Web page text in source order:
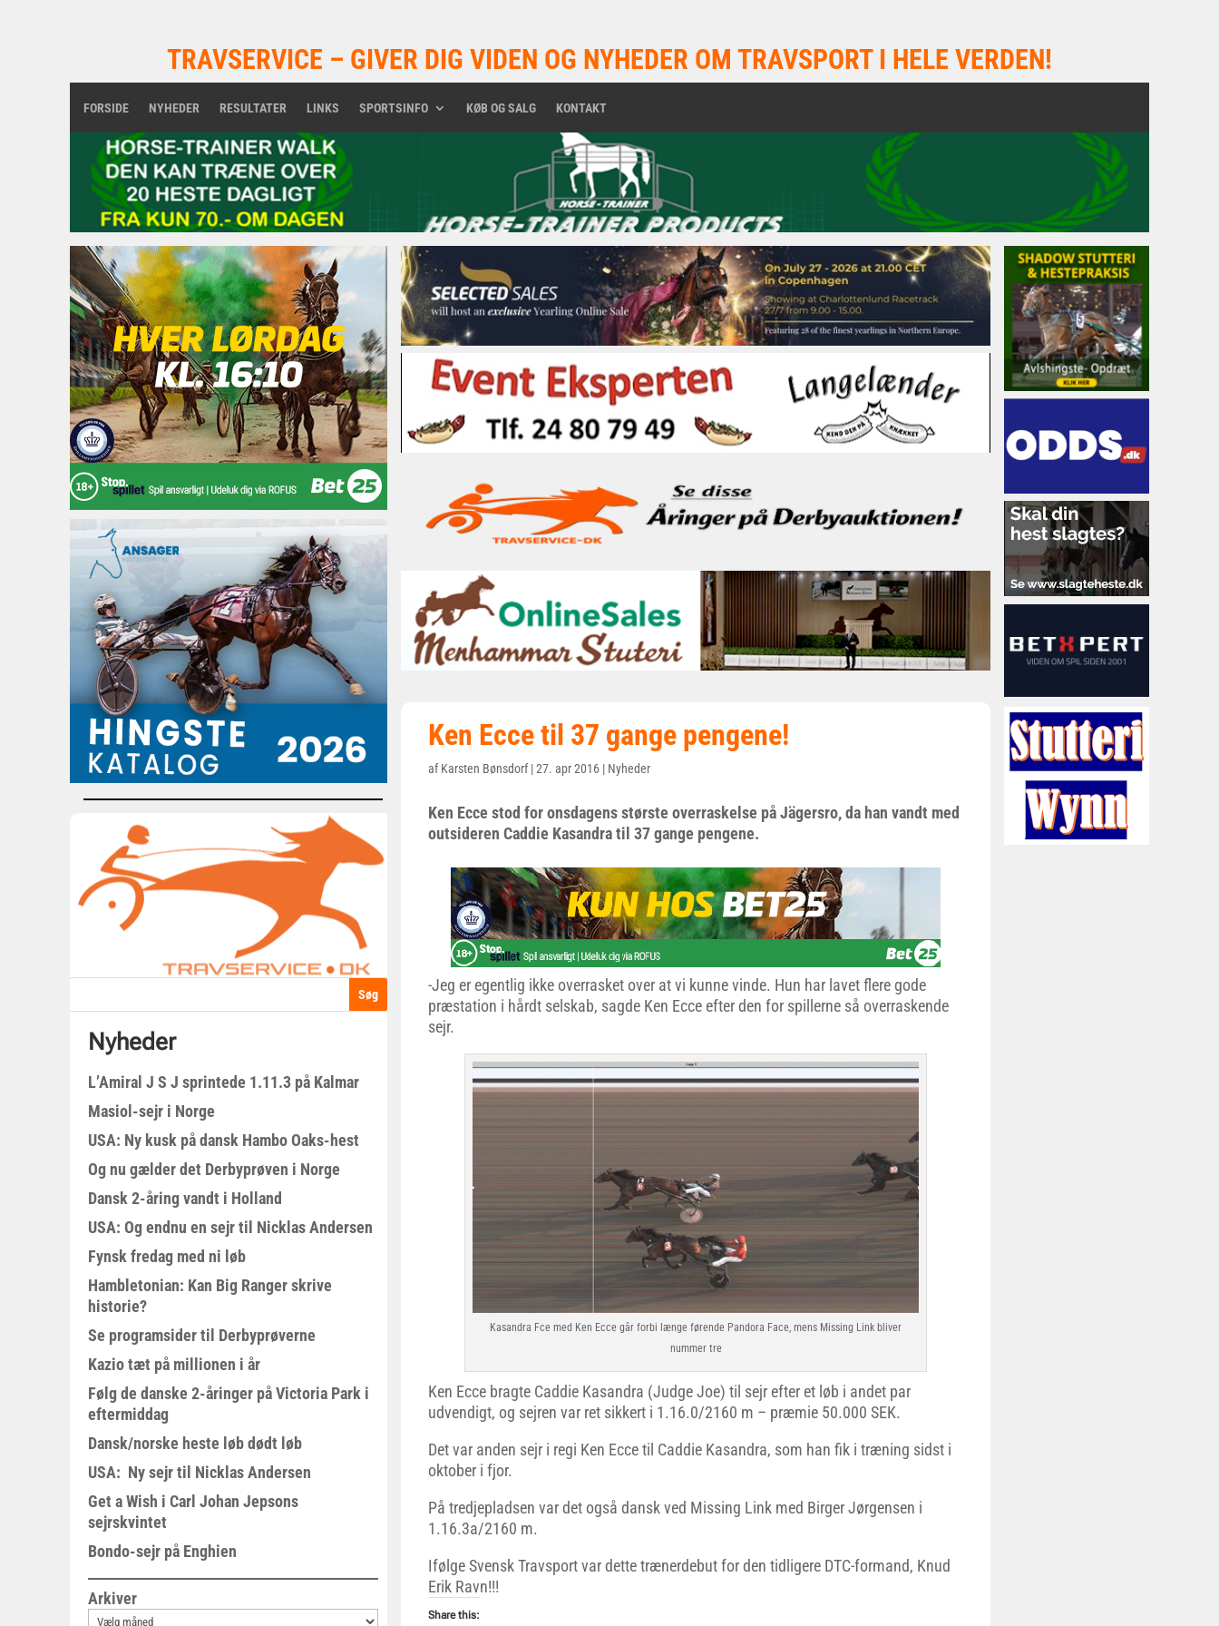
TRAVSERVICE – GIVER DIG VIDEN OG NYHEDER OM TRAVSPORT I HELE VERDEN!
FORSIDE NYHEDER RESULTATER LINKS SPORTSINFO KØB OG SALG KONTAKT
Nyheder
L’Amiral J S J sprintede 1.11.3 på Kalmar
Masiol-sejr i Norge
USA: Ny kusk på dansk Hambo Oaks-hest
Og nu gælder det Derbyprøven i Norge
Dansk 2-åring vandt i Holland
USA: Og endnu en sejr til Nicklas Andersen
Fynsk fredag med ni løb
Hambletonian: Kan Big Ranger skrive
historie?
Se programsider til Derbyprøverne
Kazio tæt på millionen i år
Følg de danske 2-åringer på Victoria Park i
eftermiddag
Dansk/norske heste løb dødt løb
USA: Ny sejr til Nicklas Andersen
Get a Wish i Carl Johan Jepsons
sejrskvintet
Bondo-sejr på Enghien
Arkiver
Ken Ecce til 37 gange pengene!
afKarsten Bønsdorf|27. apr 2016 | Nyheder
Ken Ecce stod for onsdagens største overraskelse på Jägersro, da han vandt med
outsideren Caddie Kasandra til 37 gange pengene.
-Jeg er egentlig ikke overrasket over at vi kunne vinde. Hun har lavet flere gode
præstation i hårdt selskab, sagde Ken Ecce efter den for spillerne så overraskende
sejr.
Kasandra Fce med Ken Ecce går forbi længe førende Pandora Face, mens Missing Link bliver
nummer tre
Ken Ecce bragte Caddie Kasandra (Judge Joe) til sejr efter et løb i andet par
udvendigt, og sejren var ret sikkert i 1.16.0/2160 m – præmie 50.000 SEK.
Det var anden sejr i regi Ken Ecce til Caddie Kasandra, som han fik i træning sidst i
oktober i fjor.
På tredjepladsen var det også dansk ved Missing Link med Birger Jørgensen i
1.16.3a/2160 m.
Ifølge Svensk Travsport var dette trænerdebut for den tidligere DTC-formand, Knud
Erik Ravn!!!
Share this: